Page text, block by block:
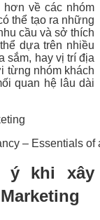
hơn về các nhóm
thể tạo ra những
cầu và sở thích
dựa trên nhiều
sắm, hay vị trí địa
từng nhóm khách
quan hệ lâu dài
– Essentials
ý khi xây